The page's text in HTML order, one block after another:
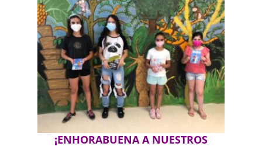
¡ENHORABUENA A NUESTROS